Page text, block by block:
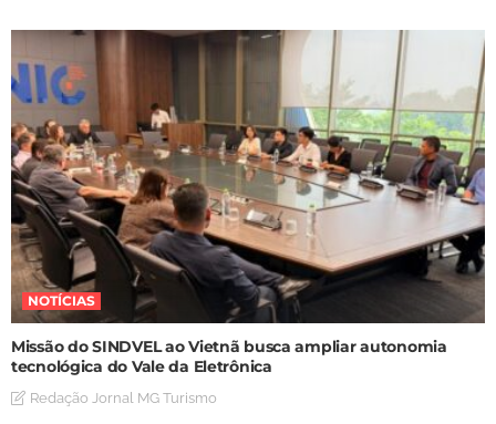
NOTÍCIAS
Missão do SINDVEL ao Vietnã busca ampliar autonomia
tecnológica do Vale da Eletrônica
Redação Jornal MG Turismo